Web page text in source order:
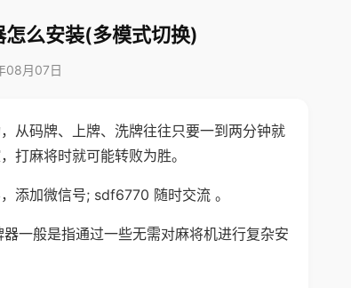
么安装(多模式切换)
08月07日
从码牌、上牌、洗牌往往只要一到两分钟就
打麻将时就可能转败为胜。
添加微信号; sdf6770 随时交流 。
一般是指通过一些无需对麻将机进行复杂安